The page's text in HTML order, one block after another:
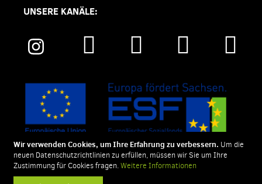
Wir verwenden Cookies, um Ihre Erfahrung zu verbessern. Um die
neuen Datenschutzrichtlinien zu erfüllen, müssen wir Sie um Ihre
Zustimmung für Cookies fragen. Weitere Informationen
UNSERE KANÄLE:
SIGNUU ist eine eingetragene Marke der style-ich GmbH.